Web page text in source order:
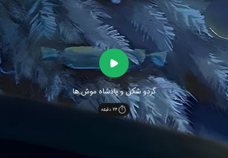
گردو شکن و پادشاه موش ها
74 دقیقه